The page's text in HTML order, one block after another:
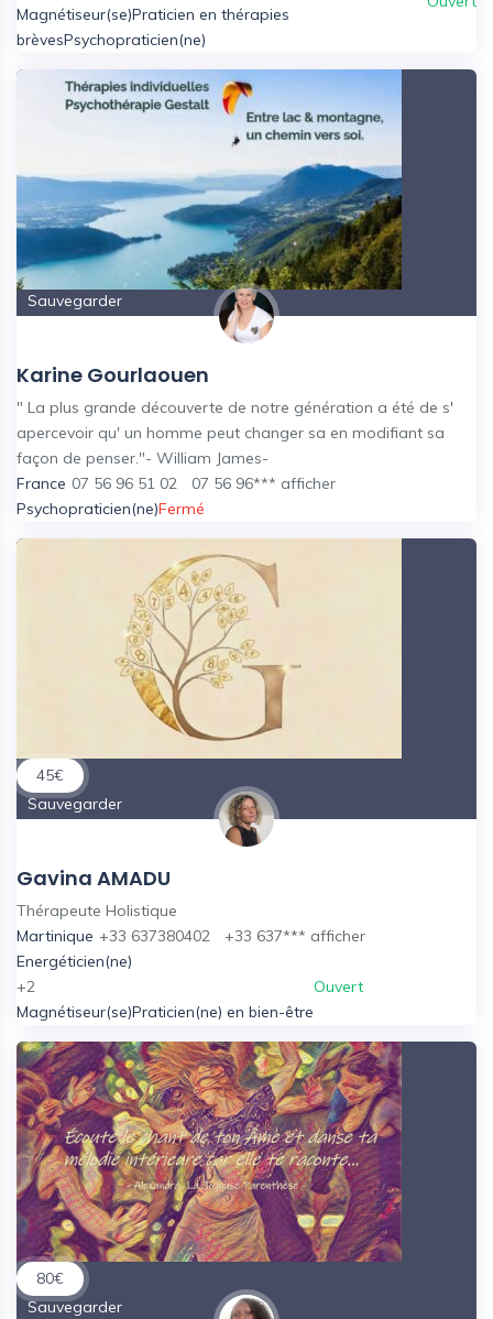
Magnétiseur(se)Praticien en thérapies
brèvesPsychopraticien(ne)
Sauvegarder
Karine Gourlaouen
" La plus grande découverte de notre génération a été de s'
apercevoir qu' un homme peut changer sa en modifiant sa
façon de penser."- William James-
France 07 56 96 51 02 07 56 96*** afficher
Psychopraticien(ne)Fermé
45€
Sauvegarder
Gavina AMADU
Thérapeute Holistique
Martinique +33 637380402 +33 637*** afficher
Energéticien(ne)
+2
Magnétiseur(se)Praticien(ne) en bien-être
Ouvert
80€
Sauvegarder